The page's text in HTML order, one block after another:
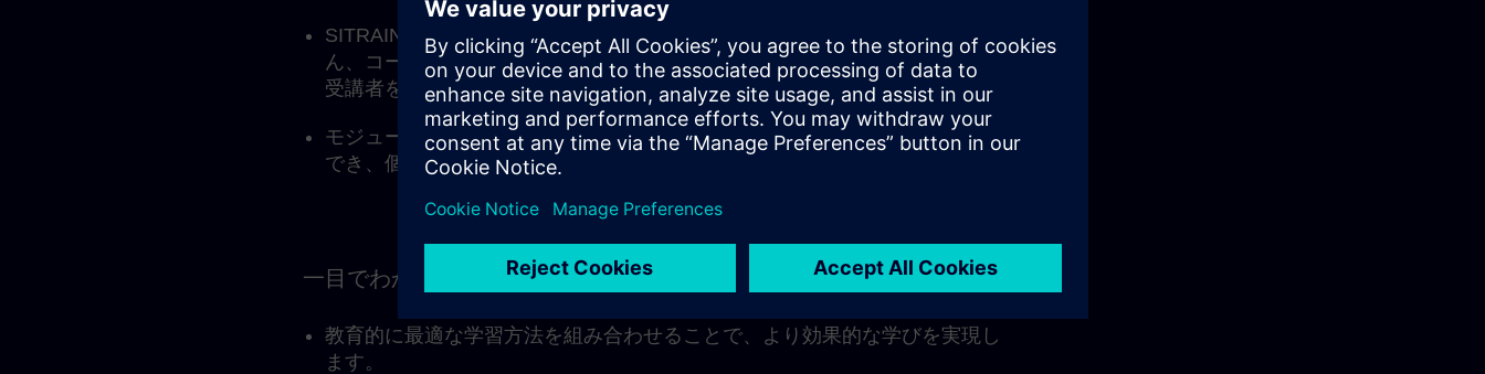
SITRAINのラーニングコンサルタントは、ライブ・モジュール中はもちろ
ん、コーチングセッションでの質問や1対1のディスカッションを通じても、
受講者をサポートします。
モジュール構成により、学習ユニットを日常業務に無理なく組み込むことが
でき、個々の学習ペースに合わせて進められます。
一目でわかるメリット
教育的に最適な学習方法を組み合わせることで、より効果的な学びを実現し
ます。